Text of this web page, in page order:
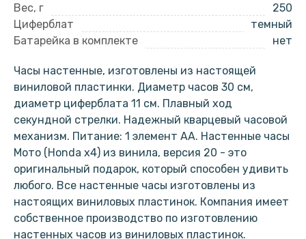
Вес, г
250
Циферблат
темный
Батарейка в комплекте
нет
Часы настенные, изготовлены из настоящей
виниловой пластинки. Диаметр часов 30 см,
диаметр циферблата 11 см. Плавный ход
секундной стрелки. Надежный кварцевый часовой
механизм. Питание: 1 элемент АА. Настенные часы
Мото (Honda x4) из винила, версия 20 - это
оригинальный подарок, который способен удивить
любого. Все настенные часы изготовлены из
настоящих виниловых пластинок. Компания имеет
собственное производство по изготовлению
настенных часов из виниловых пластинок.